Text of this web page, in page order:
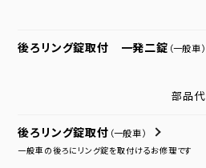
後ろリング錠取付 一発二錠 （一般車）
部品代
後ろリング錠取付 （一般車）
一般車の後ろにリング錠を取付けるお修理です